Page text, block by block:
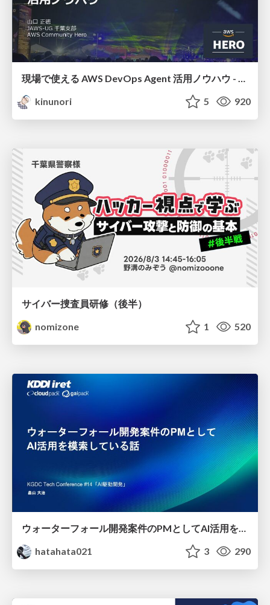
現場で使える AWS DevOps Agent 活用ノウハウ - Release Management 機能の検証結果を添えて / AWS DevOps Agent Release Management and Know-How
kinunori
5 920
サイバー捜査員研修（後半）
nomizone
1 520
ウォーターフォール開発案件のPMとしてAI活用を模索している話
hatahata021
3 290